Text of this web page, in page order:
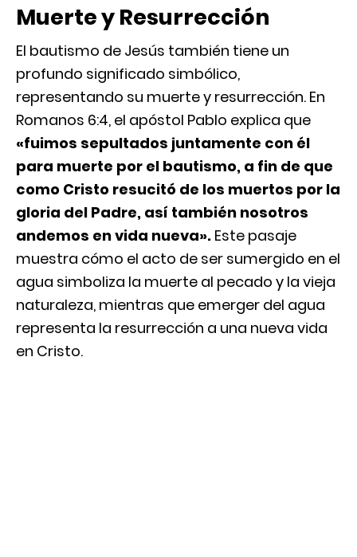
Muerte y Resurrección
El bautismo de Jesús también tiene un
profundo significado simbólico,
representando su muerte y resurrección. En
Romanos 6:4, el apóstol Pablo explica que
«fuimos sepultados juntamente con él
para muerte por el bautismo, a fin de que
como Cristo resucitó de los muertos por la
gloria del Padre, así también nosotros
andemos en vida nueva». Este pasaje
muestra cómo el acto de ser sumergido en el
agua simboliza la muerte al pecado y la vieja
naturaleza, mientras que emerger del agua
representa la resurrección a una nueva vida
en Cristo.